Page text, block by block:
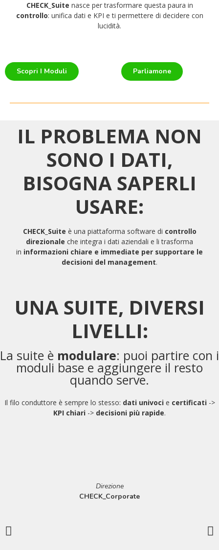
CHECK_Suite nasce per trasformare questa paura in
controllo: unifica dati e KPI e ti permettere di decidere con
lucidità.
Scopri I Moduli Parliamone
IL PROBLEMA NON
SONO I DATI,
BISOGNA SAPERLI
USARE:
CHECK_Suite è una piattaforma software di controllo
direzionale che integra i dati aziendali e li trasforma
in informazioni chiare e immediate per supportare le
decisioni del management.
UNA SUITE, DIVERSI
LIVELLI:
La suite è modulare: puoi partire con i
moduli base e aggiungere il resto
quando serve.
Il filo conduttore è sempre lo stesso: dati univocie certificati->
KPI chiari -> decisioni più rapide.
Direzione
CHECK_Corporate